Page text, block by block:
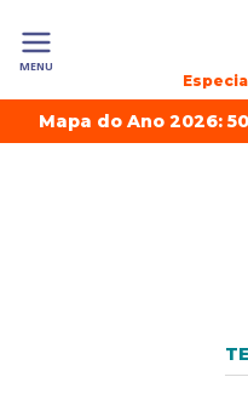
MENU
Mapa do Ano 2026: